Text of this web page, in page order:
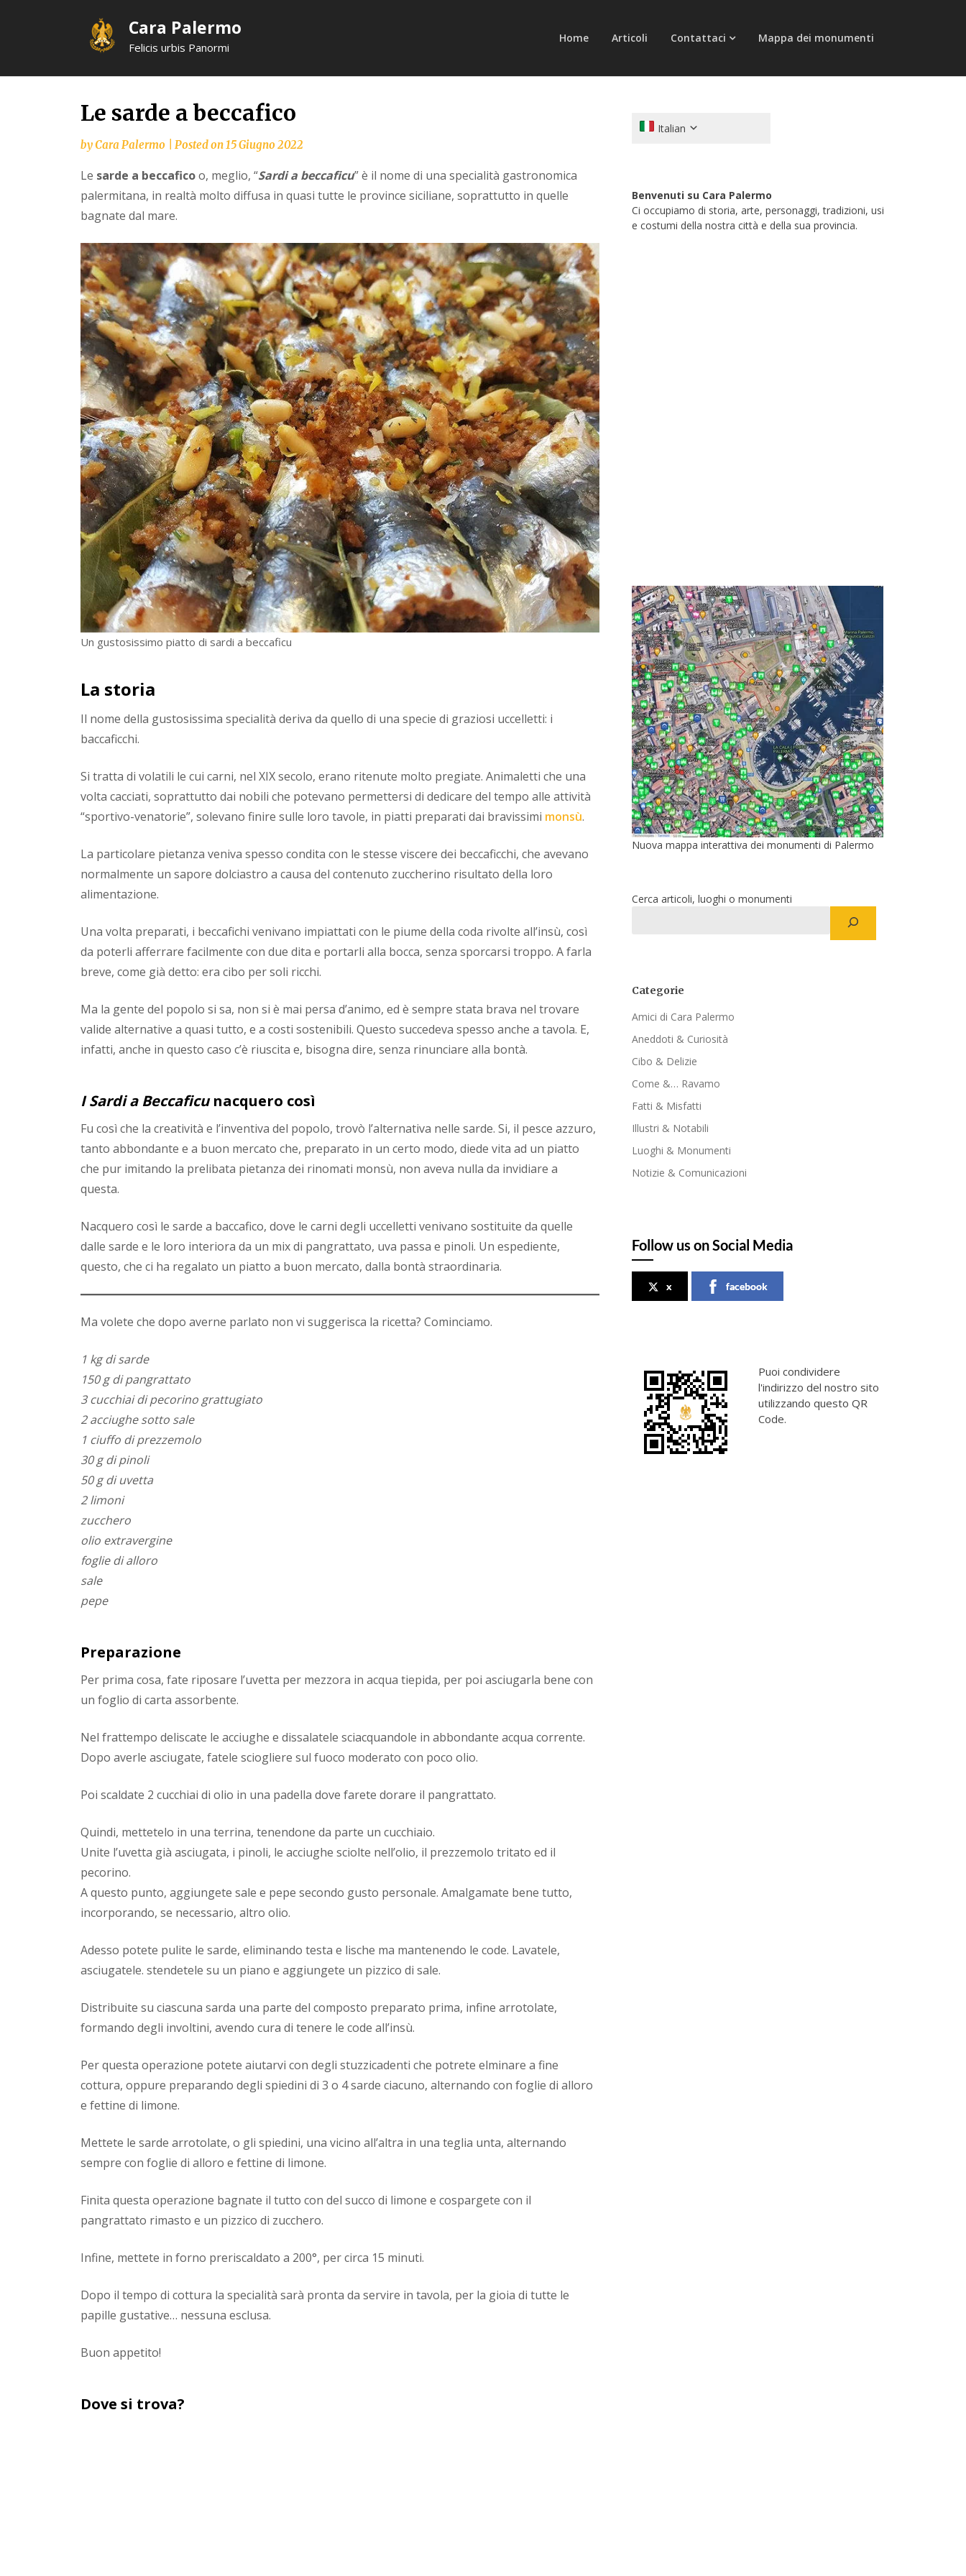
Cara Palermo
Felicis urbis Panormi
Home Articoli Contattaci Mappa dei monumenti
Le sarde a beccafico
byCara Palermo Posted on15 Giugno 2022
Le sarde a beccaficoo, meglio, “Sardi a beccaficu” è il nome di una specialità gastronomica
palermitana, in realtà molto diffusa in quasi tutte le province siciliane, soprattutto in quelle
bagnate dal mare.
Un gustosissimo piatto di sardi a beccaficu
La storia
Il nome della gustosissima specialità deriva da quello di una specie di graziosi uccelletti: i
baccaficchi.
Si tratta di volatili le cui carni, nel XIX secolo, erano ritenute molto pregiate. Animaletti che una
volta cacciati, soprattutto dai nobili che potevano permettersi di dedicare del tempo alle attività
“sportivo-venatorie”, solevano finire sulle loro tavole, in piatti preparati dai bravissimi monsù.
La particolare pietanza veniva spesso condita con le stesse viscere dei beccaficchi, che avevano
normalmente un sapore dolciastro a causa del contenuto zuccherino risultato della loro
alimentazione.
Una volta preparati, i beccafichi venivano impiattati con le piume della coda rivolte all’insù, così
da poterli afferrare facilmente con due dita e portarli alla bocca, senza sporcarsi troppo. A farla
breve, come già detto: era cibo per soli ricchi.
Ma la gente del popolo si sa, non si è mai persa d’animo, ed è sempre stata brava nel trovare
valide alternative a quasi tutto, e a costi sostenibili. Questo succedeva spesso anche a tavola. E,
infatti, anche in questo caso c’è riuscita e, bisogna dire, senza rinunciare alla bontà.
I Sardi a Beccaficunacquero così
Fu così che la creatività e l’inventiva del popolo, trovò l’alternativa nelle sarde. Si, il pesce azzuro,
tanto abbondante e a buon mercato che, preparato in un certo modo, diede vita ad un piatto
che pur imitando la prelibata pietanza dei rinomati monsù, non aveva nulla da invidiare a
questa.
Nacquero così le sarde a baccafico, dove le carni degli uccelletti venivano sostituite da quelle
dalle sarde e le loro interiora da un mix di pangrattato, uva passa e pinoli. Un espediente,
questo, che ci ha regalato un piatto a buon mercato, dalla bontà straordinaria.
Ma volete che dopo averne parlato non vi suggerisca la ricetta? Cominciamo.
1 kg di sarde
150 g di pangrattato
3 cucchiai di pecorino grattugiato
2 acciughe sotto sale
1 ciuffo di prezzemolo
30 g di pinoli
50 g di uvetta
2 limoni
zucchero
olio extravergine
foglie di alloro
sale
pepe
Preparazione
Per prima cosa, fate riposare l’uvetta per mezzora in acqua tiepida, per poi asciugarla bene con
un foglio di carta assorbente.
Nel frattempo deliscate le acciughe e dissalatele sciacquandole in abbondante acqua corrente.
Dopo averle asciugate, fatele sciogliere sul fuoco moderato con poco olio.
Poi scaldate 2 cucchiai di olio in una padella dove farete dorare il pangrattato.
Quindi, mettetelo in una terrina, tenendone da parte un cucchiaio.
Unite l’uvetta già asciugata, i pinoli, le acciughe sciolte nell’olio, il prezzemolo tritato ed il
pecorino.
A questo punto, aggiungete sale e pepe secondo gusto personale. Amalgamate bene tutto,
incorporando, se necessario, altro olio.
Adesso potete pulite le sarde, eliminando testa e lische ma mantenendo le code. Lavatele,
asciugatele. stendetele su un piano e aggiungete un pizzico di sale.
Distribuite su ciascuna sarda una parte del composto preparato prima, infine arrotolate,
formando degli involtini, avendo cura di tenere le code all’insù.
Per questa operazione potete aiutarvi con degli stuzzicadenti che potrete elminare a fine
cottura, oppure preparando degli spiedini di 3 o 4 sarde ciacuno, alternando con foglie di alloro
e fettine di limone.
Mettete le sarde arrotolate, o gli spiedini, una vicino all’altra in una teglia unta, alternando
sempre con foglie di alloro e fettine di limone.
Finita questa operazione bagnate il tutto con del succo di limone e cospargete con il
pangrattato rimasto e un pizzico di zucchero.
Infine, mettete in forno preriscaldato a 200°, per circa 15 minuti.
Dopo il tempo di cottura la specialità sarà pronta da servire in tavola, per la gioia di tutte le
papille gustative… nessuna esclusa.
Buon appetito!
Dove si trova?
Italian
Benvenuti su Cara Palermo
Ci occupiamo di storia, arte, personaggi, tradizioni, usi
e costumi della nostra città e della sua provincia.
Nuova mappa interattiva dei monumenti di Palermo
Cerca articoli, luoghi o monumenti
Categorie
Amici di Cara Palermo
Aneddoti & Curiosità
Cibo & Delizie
Come &… Ravamo
Fatti & Misfatti
Illustri & Notabili
Luoghi & Monumenti
Notizie & Comunicazioni
Follow us on Social Media
x facebook
Puoi condividere
l'indirizzo del nostro sito
utilizzando questo QR
Code.